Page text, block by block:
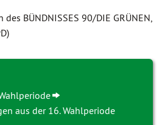
BÜNDNISSES 90/DIE GRÜNEN,
aus der 16. Wahlperiode